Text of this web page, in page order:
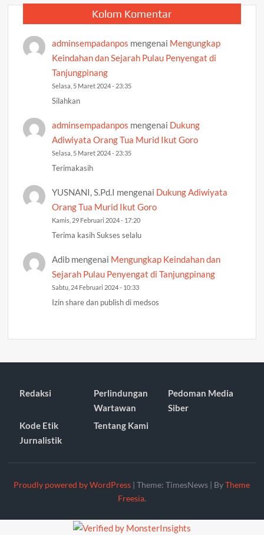
Kolom Komentar
adminsempadanpos mengenai Mengungkap
Keindahan dan Sejarah Pulau Penyengat di
Tanjungpinang
Selasa, 5 Maret 2024 - 23:35
Silahkan
adminsempadanpos mengenai Dukung
Adiwiyata Orang Tua Murid Ikut Goro
Selasa, 5 Maret 2024 - 23:35
Terimakasih
YUSNANI, S.Pd.I mengenai Dukung Adiwiyata
Orang Tua Murid Ikut Goro
Kamis, 29 Februari 2024 - 17:20
Terima kasih Sukses selalu
Adib mengenai Mengungkap Keindahan dan
Sejarah Pulau Penyengat di Tanjungpinang
Sabtu, 24 Februari 2024 - 10:33
Izin share dan publish di medsos
Redaksi
Perlindungan
Wartawan
Pedoman Media
Siber
Kode Etik
Jurnalistik
Tentang Kami
Proudly powered by WordPress |Theme: TimesNews | ByTheme
Freesia.